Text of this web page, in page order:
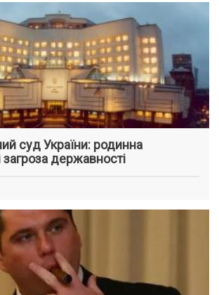
суд України: родинна
загроза державності